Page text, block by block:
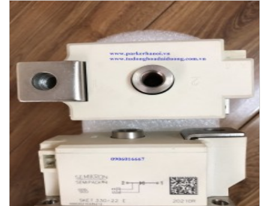
BIẾN TẦN PARKER AC10
Thyristor Powerex USA LD431650